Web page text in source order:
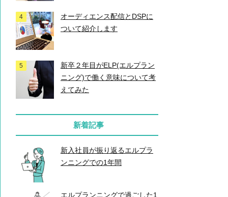
オーディエンス配信とDSPに
ついて紹介します
新卒２年目がELP(エルプラン
ニング)で働く意味について考
えてみた
新着記事
新入社員が振り返るエルプラ
ンニングでの1年間
エルプランニングで過ごした1